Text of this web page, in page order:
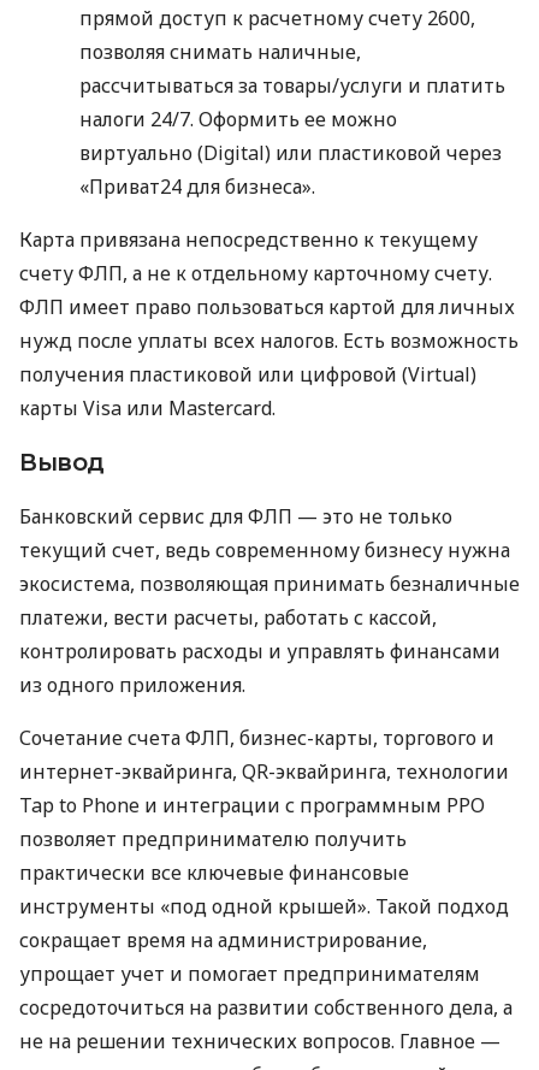
прямой доступ к расчетному счету 2600,
позволяя снимать наличные,
рассчитываться за товары/услуги и платить
налоги 24/7. Оформить ее можно
виртуально (Digital) или пластиковой через
«Приват24 для бизнеса».
Карта привязана непосредственно к текущему
счету ФЛП, а не к отдельному карточному счету.
ФЛП имеет право пользоваться картой для личных
нужд после уплаты всех налогов. Есть возможность
получения пластиковой или цифровой (Virtual)
карты Visa или Mastercard.
Вывод
Банковский сервис для ФЛП — это не только
текущий счет, ведь современному бизнесу нужна
экосистема, позволяющая принимать безналичные
платежи, вести расчеты, работать с кассой,
контролировать расходы и управлять финансами
из одного приложения.
Сочетание счета ФЛП, бизнес-карты, торгового и
интернет-эквайринга, QR-эквайринга, технологии
Tap to Phone и интеграции с программным РРО
позволяет предпринимателю получить
практически все ключевые финансовые
инструменты «под одной крышей». Такой подход
сокращает время на администрирование,
упрощает учет и помогает предпринимателям
сосредоточиться на развитии собственного дела, а
не на решении технических вопросов. Главное —